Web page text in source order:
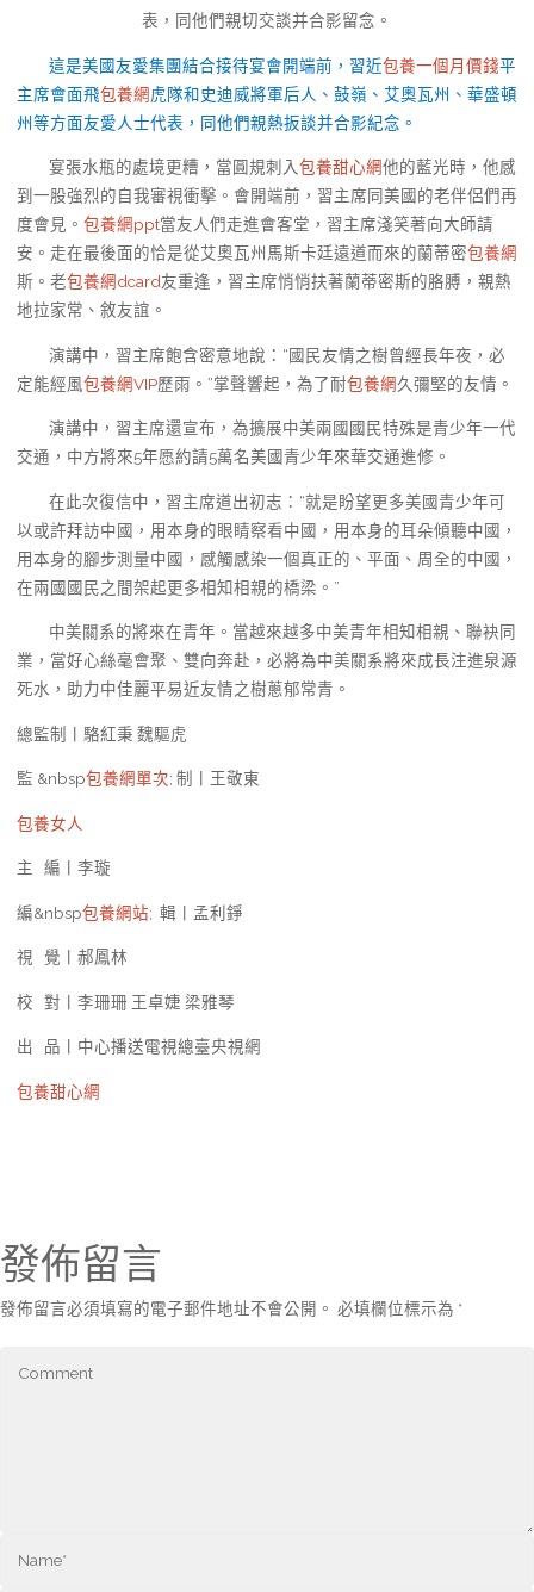
這是美國友愛集團結合接待宴會開端前，習近包養一個月價錢平
主席會面飛包養網虎隊和史迪威將軍后人、鼓嶺、艾奧瓦州、華盛頓
州等方面友愛人士代表，同他們親熱扳談并合影紀念。
宴張水瓶的處境更糟，當圓規刺入包養甜心網他的藍光時，他感
到一股強烈的自我審視衝擊。會開端前，習主席同美國的老伴侶們再
度會見。 包養網ppt當友人們走進會客堂，習主席淺笑著向大師請
安。走在最後面的恰是從艾奧瓦州馬斯卡廷遠道而來的蘭蒂密包養網
斯。老包養網dcard友重逢，習主席悄悄扶著蘭蒂密斯的胳膊，親熱
地拉家常、敘友誼。
演講中，習主席飽含密意地說：“國民友情之樹曾經長年夜，必
定能經風包養網VIP歷雨。”掌聲響起，為了耐包養網久彌堅的友情。
演講中，習主席還宣布，為擴展中美兩國國民特殊是青少年一代
交通，中方將來5年愿約請5萬名美國青少年來華交通進修。
在此次復信中，習主席道出初志：“就是盼望更多美國青少年可
以或許拜訪中國，用本身的眼睛察看中國，用本身的耳朵傾聽中國，
用本身的腳步測量中國，感觸感染一個真正的、平面、周全的中國，
在兩國國民之間架起更多相知相親的橋梁。”
中美關系的將來在青年。當越來越多中美青年相知相親、聯袂同
業，當好心絲毫會聚、雙向奔赴，必將為中美關系將來成長注進泉源
死水，助力中佳麗平易近友情之樹蔥郁常青。
總監制丨駱紅秉 魏驅虎
監 &nbsp包養網單次; 制丨王敬東
包養女人
主 編丨李璇
編&nbsp包養網站; 輯丨孟利錚
視 覺丨郝鳳林
校 對丨李珊珊 王卓婕 梁雅琴
出 品丨中心播送電視總臺央視網
包養甜心網
發佈留言
發佈留言必須填寫的電子郵件地址不會公開。 必填欄位標示為 *